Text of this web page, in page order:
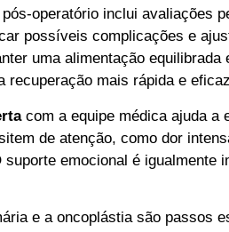
operatório inclui avaliações
possíveis complicações e
uma alimentação equilibrada
recuperação mais rápida e
com a equipe médica ajuda a
de atenção, como dor
emocional é igualmente
e a oncoplástia são passos